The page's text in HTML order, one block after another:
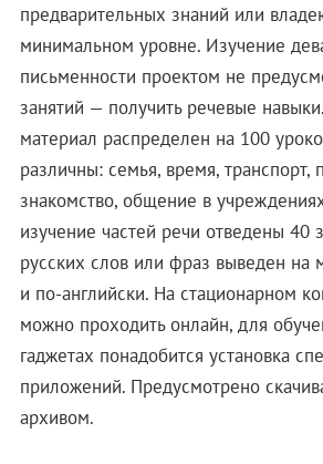
предварительных знаний или
минимальном уровне. Изучение
письменности проектом не
занятий — получить речевые
материал распределен на 100
различны: семья, время, транспорт,
знакомство, общение в
изучение частей речи отведены 40
русских слов или фраз выведен на
и по-английски. На стационарном
можно проходить онлайн, для
гаджетах понадобится установка
приложений. Предусмотрено
архивом.